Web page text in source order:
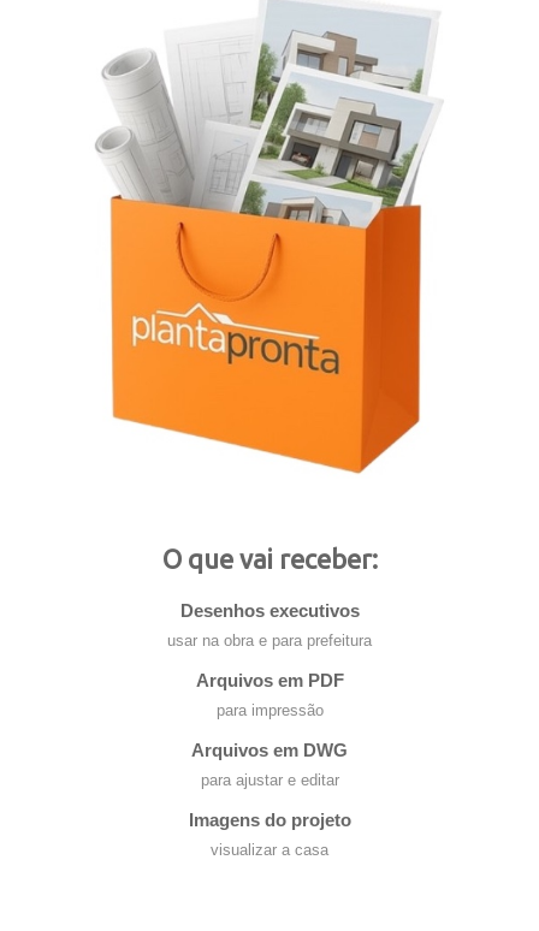
O que vai receber:
Desenhos executivos
usar na obra e para prefeitura
Arquivos em PDF
para impressão
Arquivos em DWG
para ajustar e editar
Imagens do projeto
visualizar a casa